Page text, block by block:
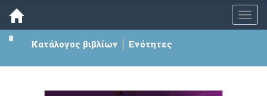
Κατάλογος βιβλίων Ενότητες